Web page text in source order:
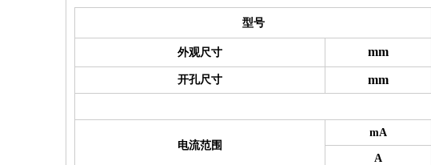
型号
外观尺寸 mm
开孔尺寸 mm
电流范围
mA
A